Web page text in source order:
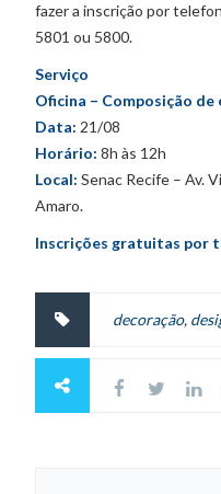
fazer a inscrição por
5801 ou 5800.
Serviço
Oficina – Composição
Data: 21/08
Horário: 8h às 12h
Local: Senac Recife – Av.
Amaro.
Inscrições gratuitas por
decoração,